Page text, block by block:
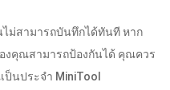
ม่สามารถบันทึกได้ทันที หาก
คุณสามารถป้องกันได้ คุณควร
นประจำ MiniTool